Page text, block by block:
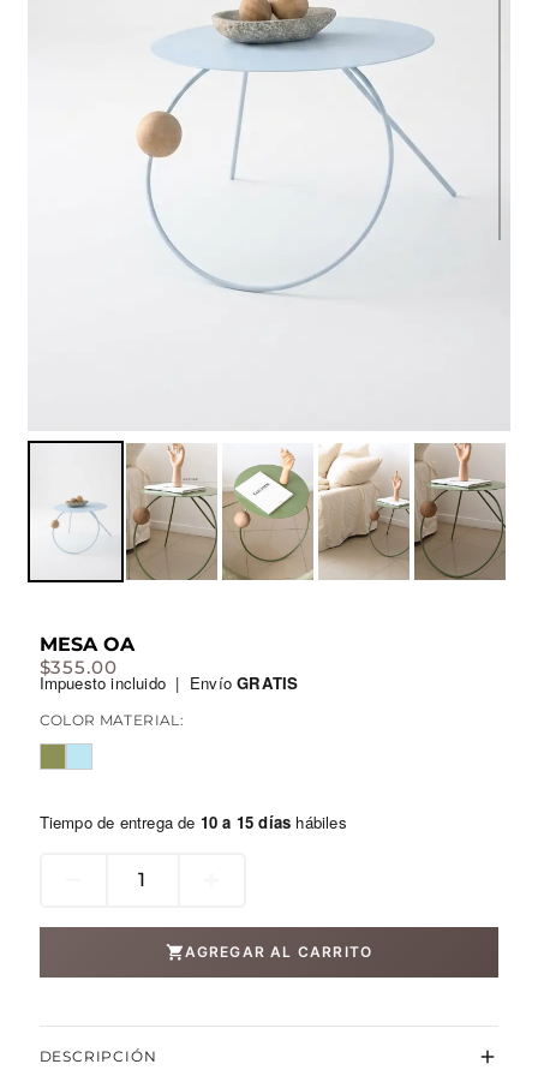
MESA OA
$355.00
COLOR MATERIAL:
Impuesto incluido | EnvíoGRATIS
Tiempo de entrega de 10 a 15 días hábiles
cantidad
AGREGAR AL CARRITO
DESCRIPCIÓN